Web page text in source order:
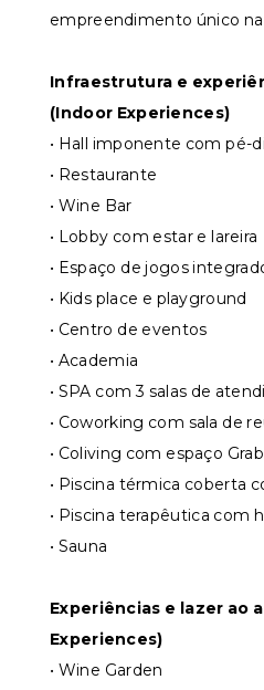
empreendimento único na
Infraestrutura e
(Indoor Experiences)
• Hall imponente com pé-
• Restaurante
• Wine Bar
• Lobby com estar e lareira
• Espaço de jogos
• Kids place e playground
• Centro de eventos
• Academia
• SPA com 3 salas de
• Coworking com sala de
• Coliving com espaço Grab
• Piscina térmica coberta
• Piscina terapêutica com
• Sauna
Experiências e lazer ao
Experiences)
• Wine Garden